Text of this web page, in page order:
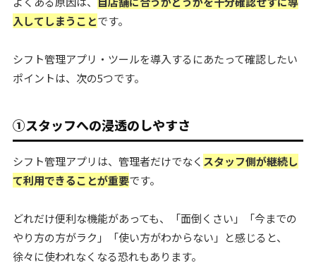
入してしまうことです。
シフト管理アプリ・ツールを導入するにあたって確認したい
ポイントは、次の5つです。
①スタッフへの浸透のしやすさ
シフト管理アプリは、管理者だけでなく スタッフ側が継続し
て利用できることが重要です。
どれだけ便利な機能があっても、「面倒くさい」「今までの
やり方の方がラク」「使い方がわからない」と感じると、
徐々に使われなくなる恐れもあります。